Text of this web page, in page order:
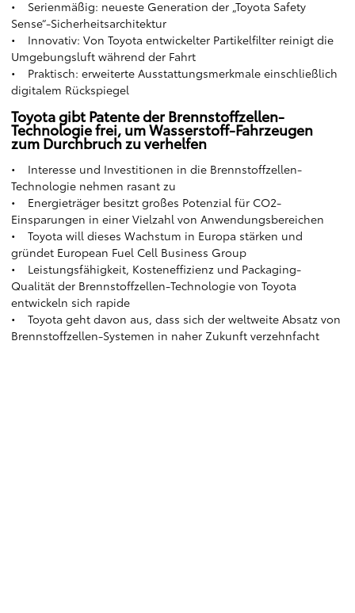
• Serienmäßig: neueste Generation der „Toyota Safety
Sense“-Sicherheitsarchitektur
• Innovativ: Von Toyota entwickelter Partikelfilter reinigt die
Umgebungsluft während der Fahrt
• Praktisch: erweiterte Ausstattungsmerkmale einschließlich
digitalem Rückspiegel
Toyota gibt Patente der Brennstoffzellen-
Technologie frei, um Wasserstoff-Fahrzeugen
zum Durchbruch zu verhelfen
• Interesse und Investitionen in die Brennstoffzellen-
Technologie nehmen rasant zu
• Energieträger besitzt großes Potenzial für CO2-
Einsparungen in einer Vielzahl von Anwendungsbereichen
• Toyota will dieses Wachstum in Europa stärken und
gründet European Fuel Cell Business Group
• Leistungsfähigkeit, Kosteneffizienz und Packaging-
Qualität der Brennstoffzellen-Technologie von Toyota
entwickeln sich rapide
• Toyota geht davon aus, dass sich der weltweite Absatz von
Brennstoffzellen-Systemen in naher Zukunft verzehnfacht